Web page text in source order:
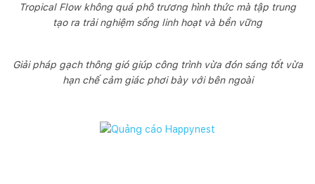
Tropical Flow không quá phô trương hình thức mà tập trung
tạo ra trải nghiệm sống linh hoạt và bền vững
Giải pháp gạch thông gió giúp công trình vừa đón sáng tốt vừa
hạn chế cảm giác phơi bày với bên ngoài